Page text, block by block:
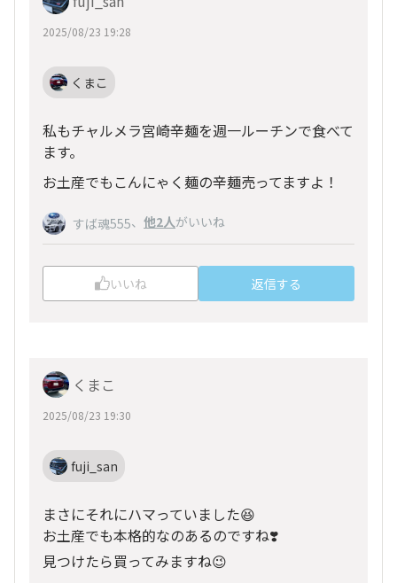
2025/08/23 19:28
くまこ
私もチャルメラ宮崎辛麺を週一ルーチンで食べて
ます。
お土産でもこんにゃく麺の辛麺売ってますよ！
すば魂555、 他2人がいいね
いいね 返信する
くまこ
2025/08/23 19:30
fuji_san
まさにそれにハマっていました😆
お土産でも本格的なのあるのですね❣️
見つけたら買ってみますね😉